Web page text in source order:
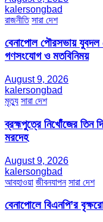
kalersongbad
রাজনীতি সারা দেশ
বেনাপোল পৌরসভায় যুবদল
গণসংযোগ ও মতবিনিময়
August 9, 2026
kalersongbad
মৃত্যু সারা দেশ
ব্রহ্মপুত্রে নিখোঁজের তিন
মরদেহ
August 9, 2026
kalersongbad
আবহাওয়া জীবনযাপন সারা দেশ
বেনাপোলে বিএনপি’র